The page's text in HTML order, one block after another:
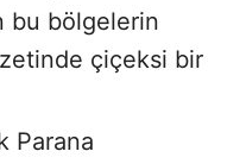
bu bölgelerin
çiçeksi bir
Parana